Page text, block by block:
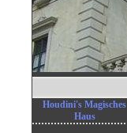
Houdini's Magisches
Haus